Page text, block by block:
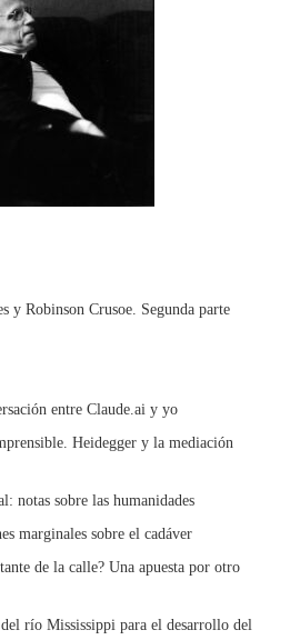
y Robinson Crusoe. Segunda parte
entre Claude.ai y yo
Heidegger y la mediación
notas sobre las humanidades
marginales sobre el cadáver
de la calle? Una apuesta por otro
río Mississippi para el desarrollo del